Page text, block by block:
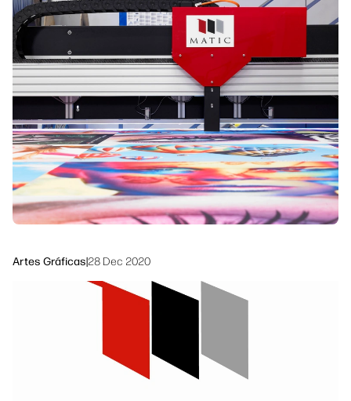
Síguenos
facebook
twitteryoutube
Soluciones de flujo de trabajo
Sostenibilidad
Artes Gráficas|28 Dec 2020